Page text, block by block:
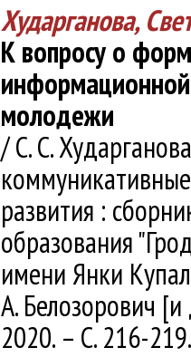
Хударганова,
К вопросу о
информационной
молодежи
/ С. С.
развития :
образования
имени Янки
А. Белозорович
2020. – С. 216-